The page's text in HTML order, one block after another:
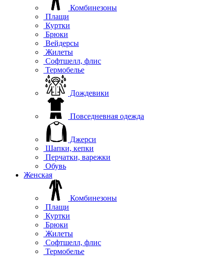
Комбинезоны
Плащи
Куртки
Брюки
Вейдерсы
Жилеты
Софтшелл, флис
Термобелье
Дождевики
Повседневная одежда
Джерси
Шапки, кепки
Перчатки, варежки
Обувь
Женская
Комбинезоны
Плащи
Куртки
Брюки
Жилеты
Софтшелл, флис
Термобелье